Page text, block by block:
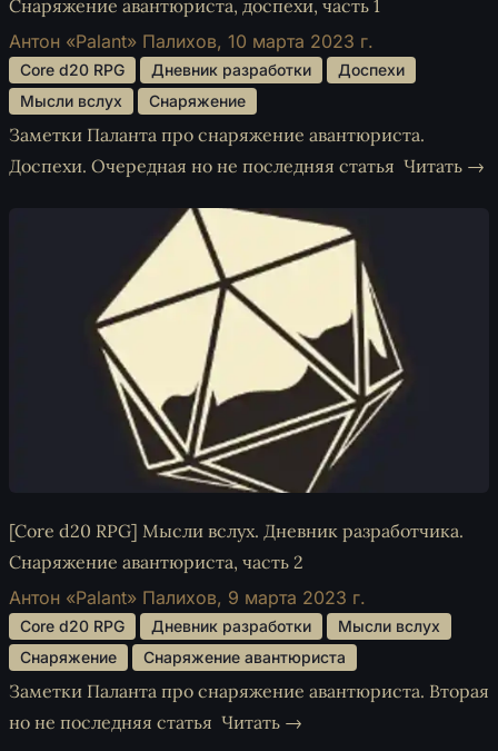
Снаряжение авантюриста, доспехи, часть 1
Антон «Palant» Палихов, 10 марта 2023 г.
Core d20 RPG Дневник разработки
Доспехи
Мысли вслух
Снаряжение
Заметки Паланта про снаряжение авантюриста.
Доспехи. Очередная но не последняя статья Читать →
[Core d20 RPG] Мысли вслух. Дневник разработчика.
Снаряжение авантюриста, часть 2
Антон «Palant» Палихов, 9 марта 2023 г.
Core d20 RPG Дневник разработки
Мысли вслух
Снаряжение
Снаряжение авантюриста
Заметки Паланта про снаряжение авантюриста. Вторая
но не последняя статья Читать →